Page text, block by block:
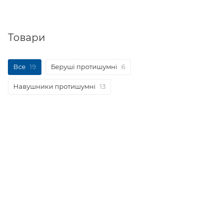
Товари
Все 19 Беруші протишумні 6
Навушники протишумні 13